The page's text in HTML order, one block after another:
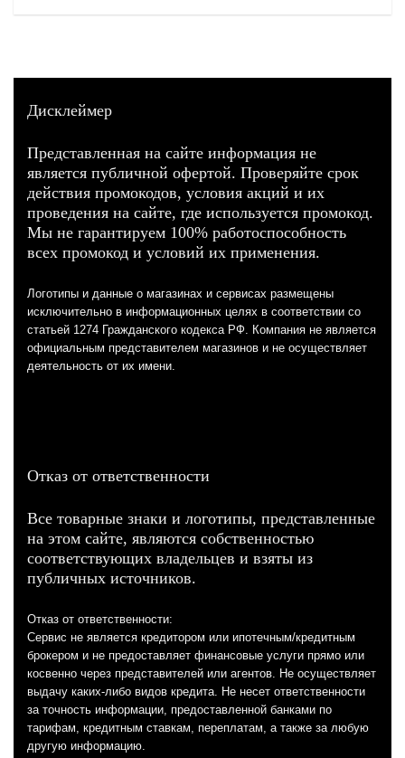
Дисклеймер
Представленная на сайте информация не
является публичной офертой. Проверяйте срок
действия промокодов, условия акций и их
проведения на сайте, где используется промокод.
Мы не гарантируем 100% работоспособность
всех промокод и условий их применения.
Логотипы и данные о магазинах и сервисах размещены
исключительно в информационных целях в соответствии со
статьей 1274 Гражданского кодекса РФ. Компания не является
официальным представителем магазинов и не осуществляет
деятельность от их имени.
Отказ от ответственности
Все товарные знаки и логотипы, представленные
на этом сайте, являются собственностью
соответствующих владельцев и взяты из
публичных источников.
Отказ от ответственности:
Сервис не является кредитором или ипотечным/кредитным
брокером и не предоставляет финансовые услуги прямо или
косвенно через представителей или агентов. Не осуществляет
выдачу каких-либо видов кредита. Не несет ответственности
за точность информации, предоставленной банками по
тарифам, кредитным ставкам, переплатам, а также за любую
другую информацию.